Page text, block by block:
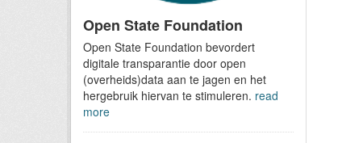
Open State Foundation
Open State Foundation bevordert
digitale transparantie door open
(overheids)data aan te jagen en het
hergebruik hiervan te stimuleren. read
more